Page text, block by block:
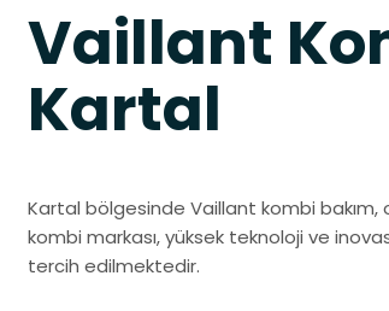
Vaillant
Kartal
Kartal bölgesinde Vaillant kombi bakım,
kombi markası, yüksek teknoloji ve
tercih edilmektedir.